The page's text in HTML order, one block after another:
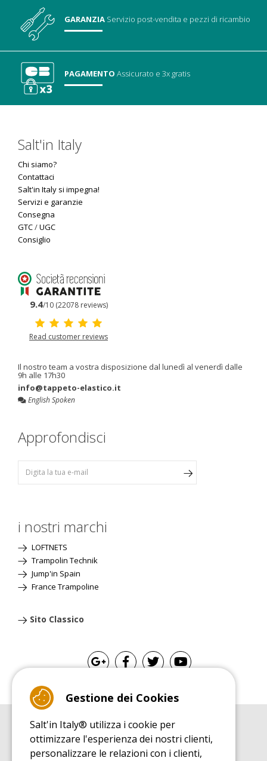
GARANZIA Servizio post-vendita e pezzi di ricambio
PAGAMENTO Assicurato e 3x gratis
Salt'in Italy
Chi siamo?
Contattaci
Salt'in Italy si impegna!
Servizi e garanzie
Consegna
GTC/UGC
Consiglio
9.4/10 (22078 reviews)
Read customer reviews
Il nostro team a vostra disposizione dal lunedì al venerdì dalle
9h alle 17h30
info@tappeto-elastico.it
English Spoken
Approfondisci
i nostri marchi
LOFTNETS
Trampolin Technik
Jump'in Spain
France Trampoline
Sito Classico
GUIDA ALL'ACQUISTO
Guida all'acquisito tappeti elastici
Gestione dei Cookies
Salt'in Italy® utilizza i cookie per
ottimizzare l'esperienza dei nostri clienti,
personalizzare le relazioni con i clienti,